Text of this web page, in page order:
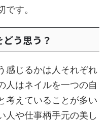
す。
う思う？
感じるかは人それぞれ
人はネイルを一つの自
考えていることが多い
人や仕事柄手元の美し